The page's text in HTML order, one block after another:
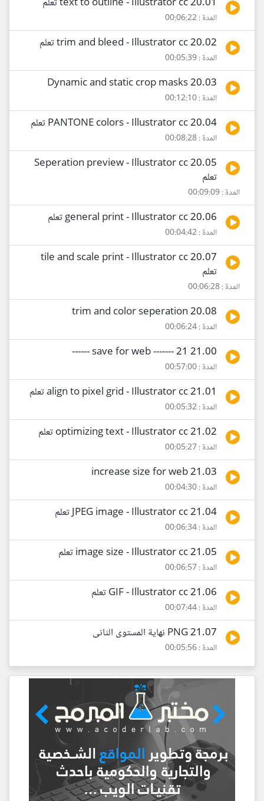
المدة : 00:06:22
20.02 trim and bleed - Illustrator cc تعلم
المدة : 00:05:39
20.03 Dynamic and static crop masks
المدة : 00:12:10
20.04 PANTONE colors - Illustrator cc تعلم
المدة : 00:08:28
20.05 Seperation preview - Illustrator cc
تعلم
المدة : 00:09:09
20.06 general print - Illustrator cc تعلم
المدة : 00:04:42
20.07 tile and scale print - Illustrator cc
تعلم
المدة : 00:06:28
20.08 trim and color seperation
المدة : 00:06:24
21.00 save for web ------- 21 ------
المدة : 00:57:00
21.01 align to pixel grid - Illustrator cc تعلم
المدة : 00:05:32
21.02 optimizing text - Illustrator cc تعلم
المدة : 00:05:27
21.03 increase size for web
المدة : 00:04:30
21.04 JPEG image - Illustrator cc تعلم
المدة : 00:06:34
21.05 image size - Illustrator cc تعلم
المدة : 00:06:57
21.06 GIF - Illustrator cc تعلم
المدة : 00:07:44
21.07 PNG نهاية المستوى الثانى
المدة : 00:05:56